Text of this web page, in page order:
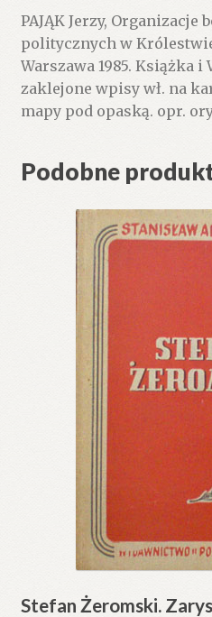
PAJĄK Jerzy, Organizacje
politycznych w Królestwie
Warszawa 1985. Książka i
zaklejone wpisy wł. na
mapy pod opaską. opr.
Podobne
Stefan Żeromski.